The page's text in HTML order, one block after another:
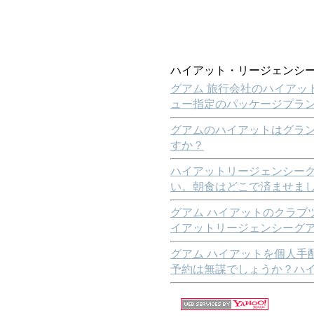
ハイアット・リージェンシ
グアム 旅行会社のハイアッ
ュー指定のパッケージプラ
グアムのハイアットはグラ
すか？
ハイアットリージェンシー
い。朝食はどこで済ませま
グアム ハイアットのクラブ
イアットリージェンシーグ
グアム ハイアットを個人手
予約は無謀でしょうか？ハ